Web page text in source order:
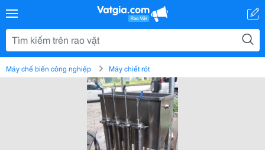
Máy chế biến công nghiệp Máy chiết rót